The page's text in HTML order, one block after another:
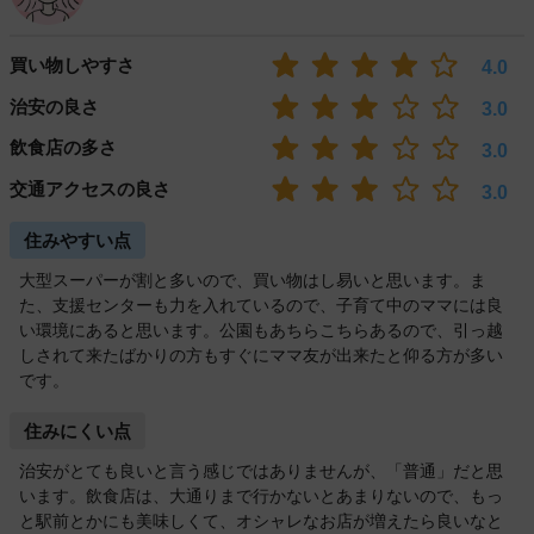
買い物しやすさ
4.0
治安の良さ
3.0
飲食店の多さ
3.0
交通アクセスの良さ
3.0
住みやすい点
大型スーパーが割と多いので、買い物はし易いと思います。ま
た、支援センターも力を入れているので、子育て中のママには良
い環境にあると思います。公園もあちらこちらあるので、引っ越
しされて来たばかりの方もすぐにママ友が出来たと仰る方が多い
です。
住みにくい点
治安がとても良いと言う感じではありませんが、「普通」だと思
います。飲食店は、大通りまで行かないとあまりないので、もっ
と駅前とかにも美味しくて、オシャレなお店が増えたら良いなと